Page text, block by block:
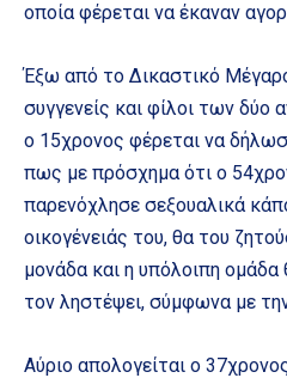
οποία φέρεται να έκαναν
Έξω από το Δικαστικό
συγγενείς και φίλοι των δύο
ο 15χρονος φέρεται να
πως με πρόσχημα ότι ο
παρενόχλησε σεξουαλικά
οικογένειάς του, θα του
μονάδα και η υπόλοιπη ομάδα
τον ληστέψει, σύμφωνα με
Αύριο απολογείται ο